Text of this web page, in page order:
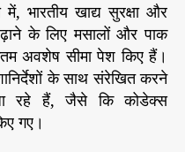
भारतीय खाद्य सुरक्षा और
के लिए मसालों और पाक
अवशेष सीमा पेश किए हैं।
के साथ संरेखित करने
रहे हैं, जैसे कि कोडेक्स
गए।